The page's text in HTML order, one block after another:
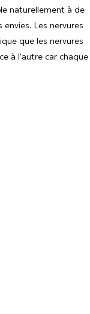
naturellement à de
Les nervures
que les nervures
à l'autre car chaque